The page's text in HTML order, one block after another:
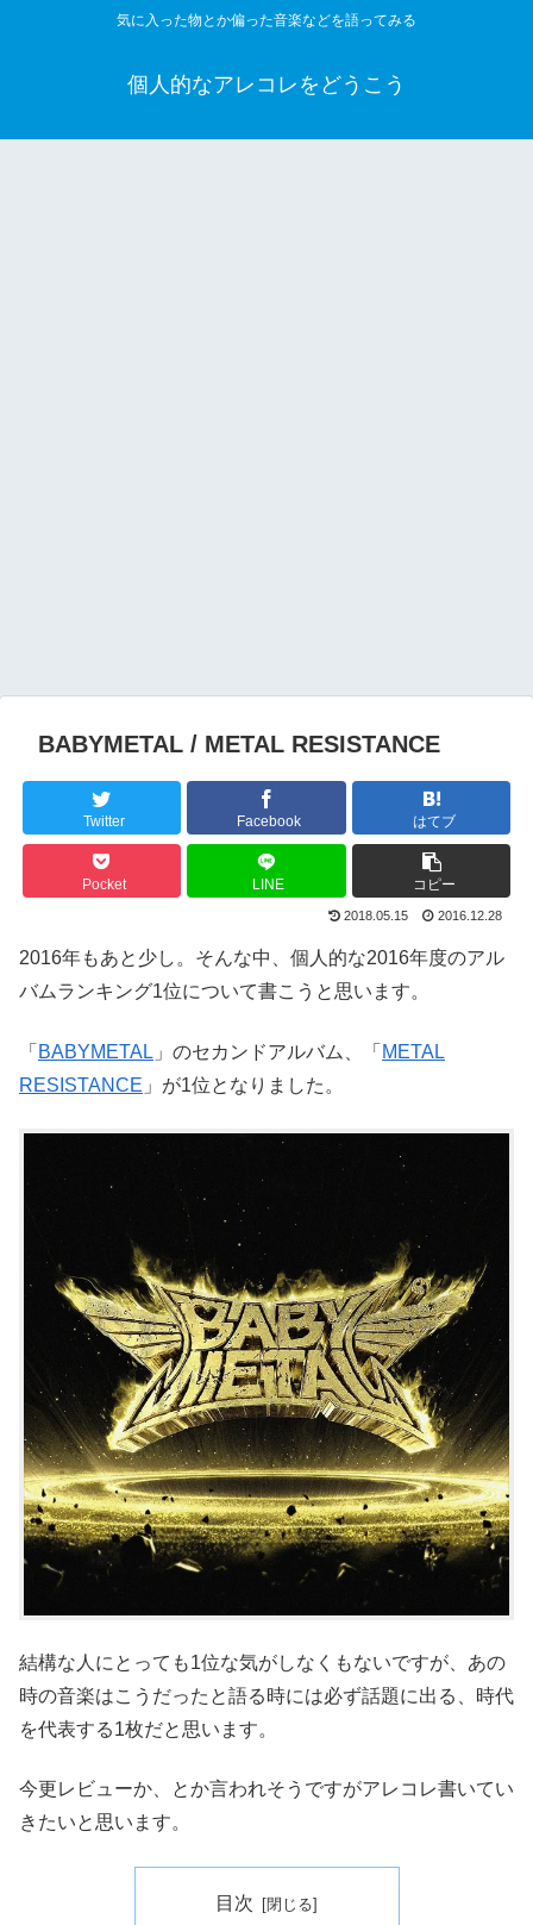
気に入った物とか偏った音楽などを語ってみる
個人的なアレコレをどうこう
BABYMETAL / METAL RESISTANCE
Twitter Facebook はてブ
Pocket LINE コピー
2018.05.15 2016.12.28
2016年もあと少し。そんな中、個人的な2016年度のアル
バムランキング1位について書こうと思います。
「 BABYMETAL 」のセカンドアルバム、「 METAL
RESISTANCE 」が1位となりました。
結構な人にとっても1位な気がしなくもないですが、あの
時の音楽はこうだったと語る時には必ず話題に出る、時代
を代表する1枚だと思います。
今更レビューか、とか言われそうですがアレコレ書いてい
きたいと思います。
目次